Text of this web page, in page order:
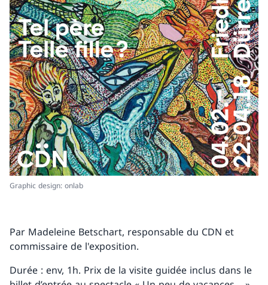
Graphic design: onlab
Par Madeleine Betschart, responsable du CDN et
commissaire de l'exposition.
Durée : env, 1h. Prix de la visite guidée inclus dans le